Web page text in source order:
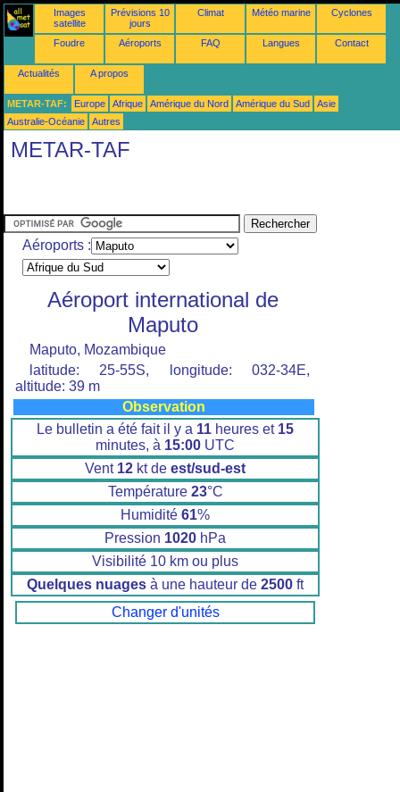
Images
satellite
Prévisions 10
jours
Climat Météo marine Cyclones
Foudre Aéroports FAQ Langues Contact
Actualités A propos
METAR-TAF: Europe Afrique Amérique du Nord Amérique du Sud
Asie
Australie-Océanie
Autres
METAR-TAF
Aéroports :
Aéroport international de
Maputo
Maputo, Mozambique
latitude: 25-55S, longitude: 032-34E,
altitude: 39 m
Observation
Le bulletin a été fait il y a 11 heures et 15
minutes, à 15:00 UTC
Vent 12 kt de est/sud-est
Température 23°C
Humidité 61%
Pression 1020 hPa
Visibilité 10 km ou plus
Quelques nuages à une hauteur de 2500 ft
Changer d'unités